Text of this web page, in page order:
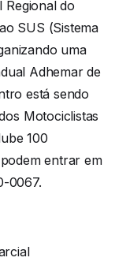
Regional do
SUS (Sistema
uma
Adhemar de
está sendo
Motociclistas
100
entrar em
0067.